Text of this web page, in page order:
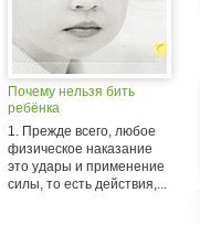
Почему нельзя бить
ребёнка
1. Прежде всего, любое
физическое наказание
это удары и применение
силы, то есть действия,...